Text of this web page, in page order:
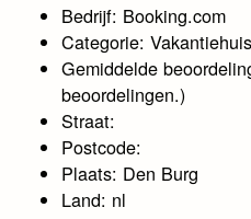
Bedrijf: Booking.com
Categorie: Vakantiehuis
Gemiddelde
beoordelingen.)
Straat:
Postcode:
Plaats: Den Burg
Land: nl